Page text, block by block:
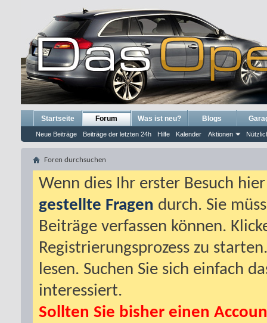
Startseite Forum
Neue Beiträge Beiträge der letzten 24h Hilfe Kalender Aktionen
Was ist neu? Blogs
Foren durchsuchen
Wenn dies Ihr erster Besuch
gestellte Fragen durch. Sie
Beiträge verfassen können.
Registrierungsprozess zu
lesen. Suchen Sie sich einfach
interessiert.
Sollten Sie bisher einen